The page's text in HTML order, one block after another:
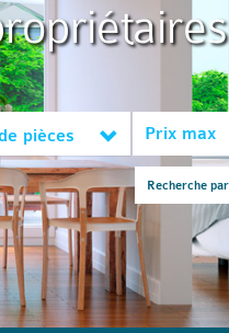
pièces